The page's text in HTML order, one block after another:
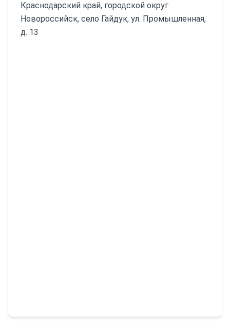
Краснодарский край, городской округ
Новороссийск, село Гайдук, ул. Промышленная,
д. 13